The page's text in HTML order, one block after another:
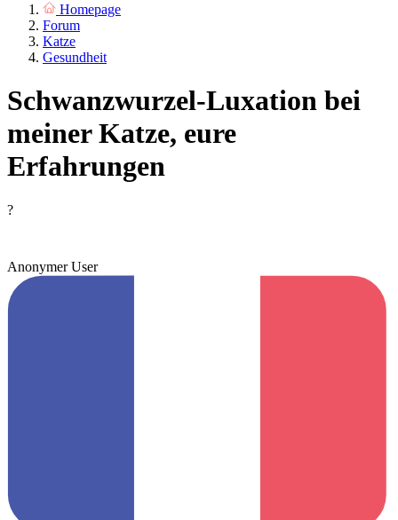
Homepage
Forum
Katze
Gesundheit
Schwanzwurzel-Luxation bei
meiner Katze, eure
Erfahrungen
?
Anonymer User